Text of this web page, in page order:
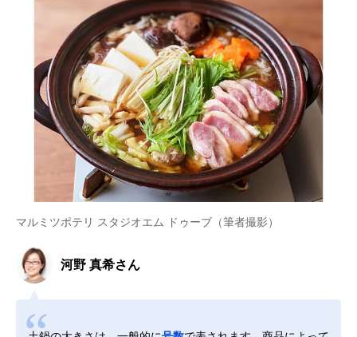
マルミツポテリ スタジオエム ドゥーブ（筆者撮影）
河野 真希さん